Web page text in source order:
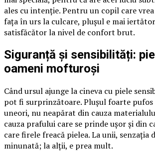
ales cu intenție. Pentru un copil care
fața în urs la culcare, plușul e mai
satisfăcător la nivel de confort brut.
Siguranță și sensibilități:
oameni mofturoși
Când ursul ajunge la cineva cu piele
pot fi surprinzătoare. Plușul foarte
uneori, nu neapărat din cauza
cauza prafului care se prinde ușor și din
care firele freacă pielea. La unii, senzația
minunată; la alții, e prea mult.